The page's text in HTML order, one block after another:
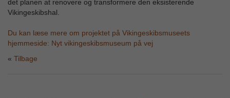
det planen at renovere og transformere den eksisterende
Vikingeskibshal.
Du kan læse mere om projektet på Vikingeskibsmuseets
hjemmeside: Nyt vikingeskibsmuseum på vej
Tilbage